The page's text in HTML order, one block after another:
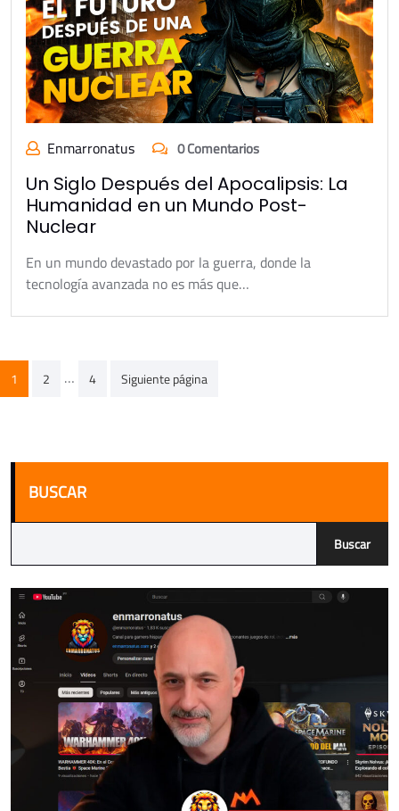
Enmarronatus 0 Comentarios
Un Siglo Después del Apocalipsis: La
Humanidad en un Mundo Post-
Nuclear
En un mundo devastado por la guerra, donde la
tecnología avanzada no es más que…
Paginación
de
1 2 … 4 Siguiente página
BUSCAR
Buscar